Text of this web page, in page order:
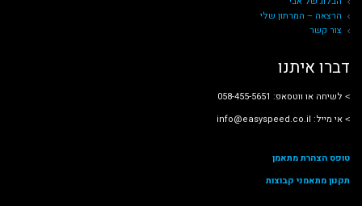
הרצאה – המרתון שלי
צור קשר
דברו איתנו
˂ לשיחה או ווטסאפ: 058-455-5651
˂ אי מייל: info@easyspeed.co.il
טופס הצהרת מתאמן
תקנון מתאמני קבוצות